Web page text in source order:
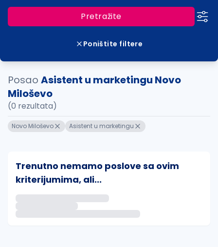
Pretražite
Poništite filtere
Posao Asistent u marketingu Novo
Miloševo
(0 rezultata)
Novo Miloševo Asistent u marketingu
Trenutno nemamo poslove sa ovim
kriterijumima, ali...